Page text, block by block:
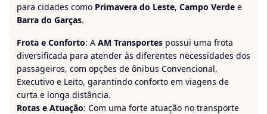
para cidades como Primavera do Leste, Campo Verde e
Barra do Garças.
Frota e Conforto: A AM Transportes possui uma frota
diversificada para atender às diferentes necessidades dos
passageiros, com opções de ônibus Convencional,
Executivo e Leito, garantindo conforto em viagens de
curta e longa distância.
Rotas e Atuação: Com uma forte atuação no transporte